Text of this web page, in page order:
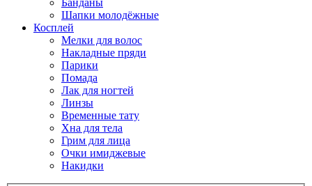
Банданы
Шапки молодёжные
Косплей
Мелки для волос
Накладные пряди
Парики
Помада
Лак для ногтей
Линзы
Временные тату
Хна для тела
Грим для лица
Очки имиджевые
Накидки